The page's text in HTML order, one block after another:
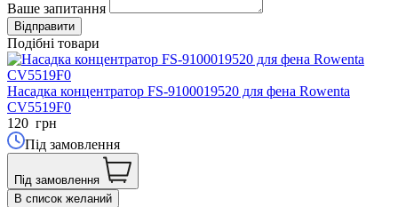
Ваше запитання
Подібні товари
Насадка концентратор FS-9100019520 для фена Rowenta
CV5519F0
120 грн
Під замовлення
Під замовлення
В список желаний